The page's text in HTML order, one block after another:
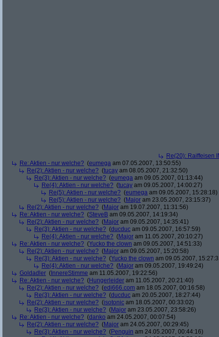
Re(20): Raiffeisen
Re: Aktien - nur welche? (eumega am 07.05.2007, 13:50:55)
Re(2): Aktien - nur welche? (tucay am 08.05.2007, 21:32:50)
Re(3): Aktien - nur welche? (eumega am 09.05.2007, 01:13:44)
Re(4): Aktien - nur welche? (tucay am 09.05.2007, 14:00:27)
Re(5): Aktien - nur welche? (eumega am 09.05.2007, 15:28:18)
Re(5): Aktien - nur welche? (Major am 23.05.2007, 23:15:37)
Re(2): Aktien - nur welche? (Major am 19.07.2007, 11:31:56)
Re: Aktien - nur welche? (SteveB am 09.05.2007, 14:19:34)
Re(2): Aktien - nur welche? (Major am 09.05.2007, 14:35:41)
Re(3): Aktien - nur welche? (ducduc am 09.05.2007, 16:57:59)
Re(4): Aktien - nur welche? (Major am 11.05.2007, 20:10:27)
Re: Aktien - nur welche? (Yucko the clown am 09.05.2007, 14:51:33)
Re(2): Aktien - nur welche? (Major am 09.05.2007, 15:20:58)
Re(3): Aktien - nur welche? (Yucko the clown am 09.05.2007,
Re(4): Aktien - nur welche? (Major am 09.05.2007, 19:49:24)
Goldadler ( InnereStimme am 11.05.2007, 19:22:56)
Re: Aktien - nur welche? (Hungerleider am 11.05.2007, 20:21:40)
Re(2): Aktien - nur welche? (edi666.com am 18.05.2007, 00:16:58)
Re(3): Aktien - nur welche? (ducduc am 20.05.2007, 18:27:44)
Re(2): Aktien - nur welche? (isotonic am 18.05.2007, 00:33:02)
Re(3): Aktien - nur welche? (Major am 23.05.2007, 23:58:26)
Re: Aktien - nur welche? (danko am 24.05.2007, 00:07:54)
Re(2): Aktien - nur welche? (Major am 24.05.2007, 00:29:45)
Re(3): Aktien - nur welche? (Penguin am 24.05.2007, 00:44:16)